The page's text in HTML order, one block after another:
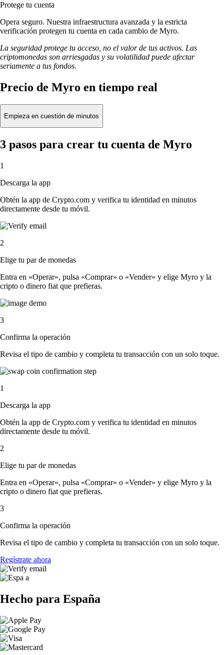
Protege tu cuenta
Opera seguro. Nuestra infraestructura avanzada y la estricta
verificación protegen tu cuenta en cada cambio de Myro.
La seguridad protege tu acceso, no el valor de tus activos. Las
criptomonedas son arriesgadas y su volatilidad puede afectar
seriamente a tus fondos.
Precio de Myro en tiempo real
Empieza en cuestión de minutos
3 pasos para crear tu cuenta de Myro
1
Descarga la app
Obtén la app de Crypto.com y verifica tu identidad en minutos
directamente desde tu móvil.
2
Elige tu par de monedas
Entra en «Operar», pulsa «Comprar» o «Vender» y elige Myro y la
cripto o dinero fiat que prefieras.
3
Confirma la operación
Revisa el tipo de cambio y completa tu transacción con un solo toque.
1
Descarga la app
Obtén la app de Crypto.com y verifica tu identidad en minutos
directamente desde tu móvil.
2
Elige tu par de monedas
Entra en «Operar», pulsa «Comprar» o «Vender» y elige Myro y la
cripto o dinero fiat que prefieras.
3
Confirma la operación
Revisa el tipo de cambio y completa tu transacción con un solo toque.
Regístrate ahora
Hecho para España